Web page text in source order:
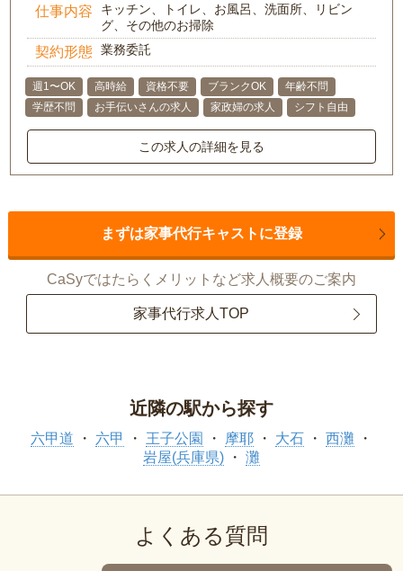
仕事内容
キッチン、トイレ、お風呂、洗面所、リビン
グ、その他のお掃除
契約形態 業務委託
週1〜OK 高時給 資格不要 ブランクOK
年齢不問
学歴不問
お手伝いさんの求人 家政婦の求人 シフト自由
この求人の詳細を見る
まずは家事代行キャストに登録
CaSyではたらくメリットなど求人概要のご案内
家事代行求人TOP
近隣の駅から探す
六甲道 六甲 王子公園 摩耶 大石
西灘
岩屋(兵庫県)
灘
よくある質問